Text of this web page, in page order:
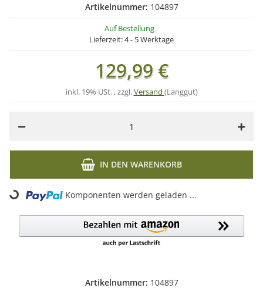
Artikelnummer: 104897
Artikelnummer: 104897
Auf Bestellung
Lieferzeit:4 - 5 Werktage
129,99 €
inkl. 19% USt. , zzgl.Versand (Langgut)
IN DEN WARENKORB
Loading... Komponenten werden geladen ...